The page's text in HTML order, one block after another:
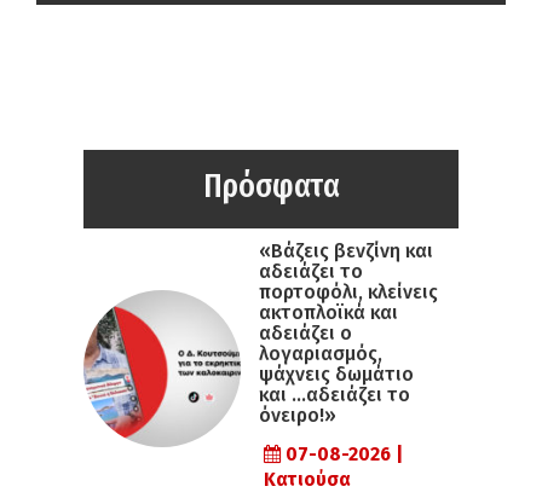
Πρόσφατα
«Βάζεις βενζίνη και
αδειάζει το
πορτοφόλι, κλείνεις
ακτοπλοϊκά και
αδειάζει ο
λογαριασμός,
ψάχνεις δωμάτιο
και …αδειάζει το
όνειρο!»
07-08-2026 |
Κατιούσα